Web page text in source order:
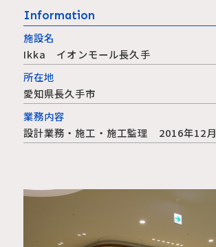
Information
施設名
Ikka イオンモール長久手
所在地
愛知県長久手市
業務内容
設計業務・施工・施工監理 2016年12月